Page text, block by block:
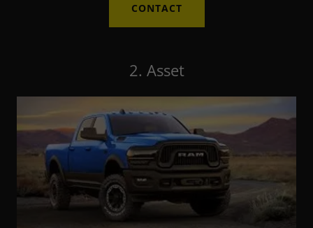
CONTACT
2. Asset